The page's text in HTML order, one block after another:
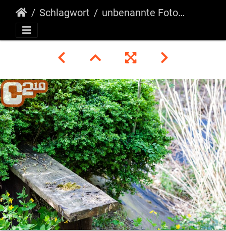
Schlagwort unbenannte Fotosession-097